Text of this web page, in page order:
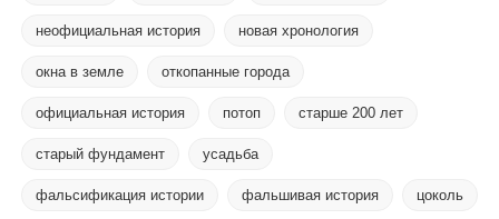
неофициальная история новая хронология
окна в земле откопанные города
официальная история потоп старше 200 лет
старый фундамент усадьба
фальсификация истории фальшивая история цоколь